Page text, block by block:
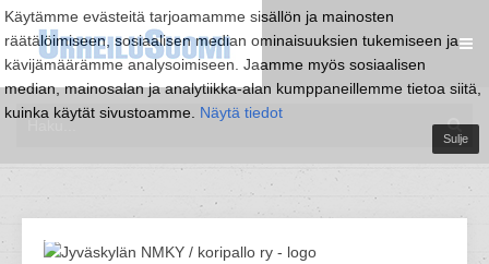
Käytämme evästeitä tarjoamamme sisällön ja mainosten
räätälöimiseen, sosiaalisen median ominaisuuksien tukemiseen ja
kävijämäärämme analysoimiseen. Jaamme myös sosiaalisen
median, mainosalan ja analytiikka-alan kumppaneillemme tietoa siitä,
kuinka käytät sivustoamme. Näytä tiedot
Sulje